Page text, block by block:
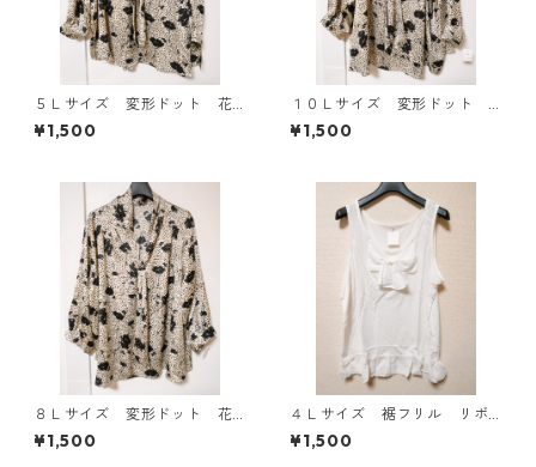
５Ｌサイズ 変形ドット 花
柄 ボウタイブラウス オフ
ホワイト KAE-4763
¥1,500
１０Ｌサイズ 変形ドット
花柄 ボウタイブラウス オ
フホワイト KAE-4775
¥1,500
８Ｌサイズ 変形ドット 花
柄 ボウタイブラウス オフ
ホワイト KAE-4768
¥1,500
４Ｌサイズ 裾フリル リボ
ン付きタンクトップ オフホ
ワイト KAE-4780
¥1,500